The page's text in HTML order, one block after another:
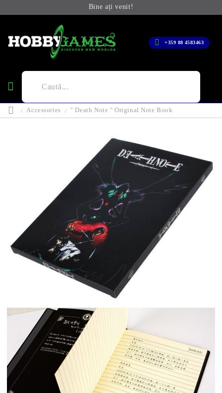
Bine ați venit!
+359 88 4583463
Accessories " Death Note " Original Note Book